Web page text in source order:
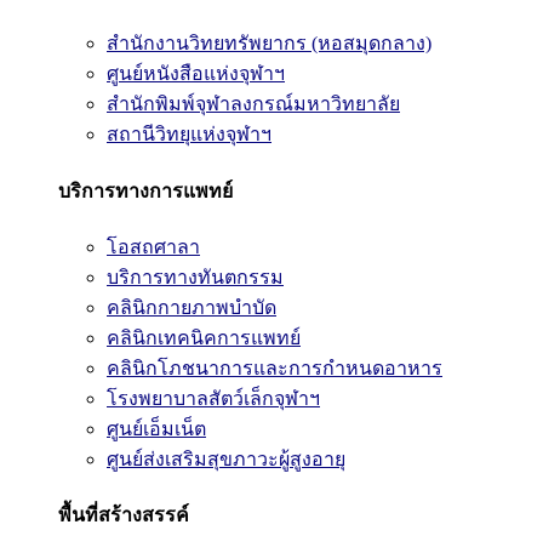
สำนักงานวิทยทรัพยากร (หอสมุดกลาง)
ศูนย์หนังสือแห่งจุฬาฯ
สำนักพิมพ์จุฬาลงกรณ์มหาวิทยาลัย
สถานีวิทยุแห่งจุฬาฯ
บริการทางการแพทย์
โอสถศาลา
บริการทางทันตกรรม
คลินิกกายภาพบำบัด
คลินิกเทคนิคการแพทย์
คลินิกโภชนาการและการกำหนดอาหาร
โรงพยาบาลสัตว์เล็กจุฬาฯ
ศูนย์เอ็มเน็ต
ศูนย์ส่งเสริมสุขภาวะผู้สูงอายุ
พื้นที่สร้างสรรค์